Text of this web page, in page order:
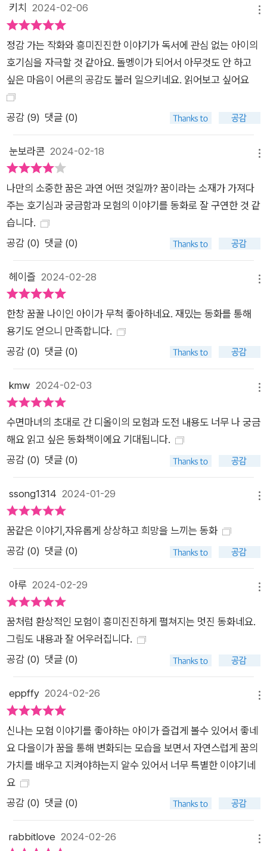
요. 그리고 황금 꼬투리 속 시간씨앗을 키워서 싹을 틔우면 집으
로 돌아갈 수 있다는 사실도 알게 되지요. 다을이는 싹을 틔우기
위해 온갖 정성을 다하면서 ‘뭔가를 이루기 위해 쏟는 노력’의 소
중함을 깨닫게 됩니다. 다을이와 친구들은 드림랜드를 벗어나 집
으로 돌아갈 수 있을까요? 또 수면마녀에게 빼앗긴 꿈을 찾을 수
있을까요? “자, 이불을 박차고 일어나요. 여러분의 꿈을 위해 작
은 보폭이라도 이제부터 걸어 보는 거예요. 한 걸음 한 걸음이 쌓
여 여러분이 꿈꾸는 멋진 일이 이루어지는 기적을 함께 만들어 봐
요. 세상 모든 ‘꿈꾸는 돌멩이’를 응원합니다!” -<작가의 말>에
서 학원에 가기 싫을 때, 공부가 점점 어렵다고 느껴질 때, 실패하
는 게 두려워 자꾸 움츠러들 때, ‘돌처럼 아무것도 하고 싶지 않
다’는 생각을 한 적이 있을 거예요. 하지만 돌멩이가 아무것도 하
지 않는다는 생각은 엄청난 오해예요. 거대한 돌덩이가 오랜 시간
을 구르고, 부딪치고, 깨지면서 작지만 단단한 돌멩이가 되었을
기하고 싶을 때도 있을 거예요. 그럴 때마다 조금만 더 용기를 내
보는 건 어떨까요? ‘조금 모자라도 괜찮아, 조금 서툴러도 괜찮
아!’ 하면서요. 그렇게 내 꿈을 위해 조금씩 앞으로 구르다 보면
돌멩이처럼 단단해진 나를 발견할 수 있을 거예요.
키치 2024-02-06
정감 가는 작화와 흥미진진한 이야기가 독서에 관심 없는 아이의
호기심을 자극할 것 같아요. 돌멩이가 되어서 아무것도 안 하고
싶은 마음이 어른의 공감도 불러 일으키네요. 읽어보고 싶어요
공감 (9) 댓글 (0)
눈보라콘 2024-02-18
나만의 소중한 꿈은 과연 어떤 것일까? 꿈이라는 소재가 가져다
주는 호기심과 궁금함과 모험의 이야기를 동화로 잘 구연한 것 같
습니다.
공감 (0) 댓글 (0)
헤이즐 2024-02-28
한창 꿈꿀 나이인 아이가 무척 좋아하네요. 재밌는 동화를 통해
용기도 얻으니 만족합니다.
공감 (0) 댓글 (0)
kmw 2024-02-03
수면마녀의 초대로 간 디올이의 모험과 도전 내용도 너무 나 궁금
해요 읽고 싶은 동화책이에요 기대됩니다.
공감 (0) 댓글 (0)
ssong1314 2024-01-29
꿈같은 이야기,자유롭게 상상하고 희망을 느끼는 동화
공감 (0) 댓글 (0)
아루 2024-02-29
꿈처럼 환상적인 모험이 흥미진진하게 펼쳐지는 멋진 동화네요.
그림도 내용과 잘 어우러집니다.
공감 (0) 댓글 (0)
eppffy 2024-02-26
신나는 모험 이야기를 좋아하는 아이가 즐겁게 볼수 있어서 좋네
요 다을이가 꿈을 통해 변화되는 모습을 보면서 자연스럽게 꿈의
가치를 배우고 지켜야하는지 알수 있어서 너무 특별한 이야기네
요
공감 (0) 댓글 (0)
rabbitlove 2024-02-26